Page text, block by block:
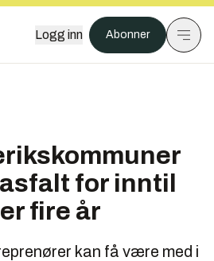
Logg inn Abonner
for inntil
fire år
kan få være med i